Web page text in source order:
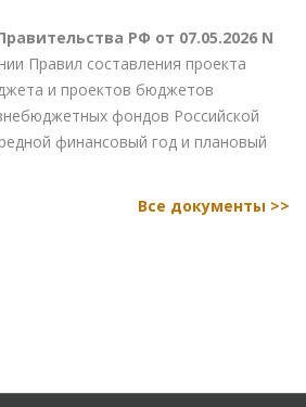
РФ от 07.05.2026 N
Правил составления проекта
и проектов бюджетов
фондов Российской
финансовый год и плановый
Все документы >>